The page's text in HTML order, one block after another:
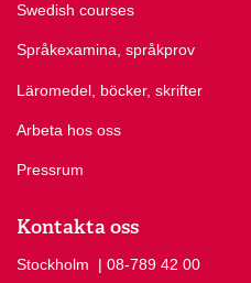
Swedish courses
Språkexamina, språkprov
Läromedel, böcker, skrifter
Arbeta hos oss
Pressrum
Kontakta oss
Stockholm Ring Stockholm på
| 08-789 42 00